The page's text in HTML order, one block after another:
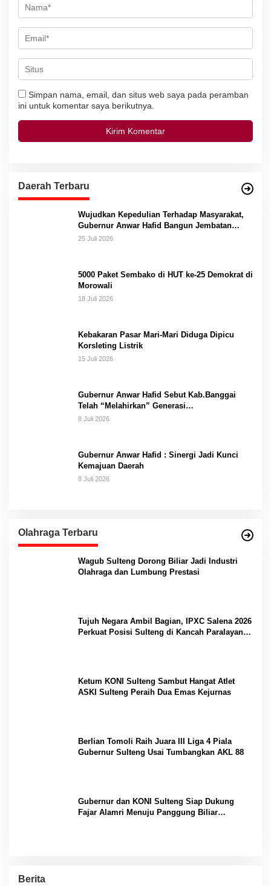
Simpan nama, email, dan situs web saya pada peramban
ini untuk komentar saya berikutnya.
Daerah Terbaru
Wujudkan Kepedulian Terhadap Masyarakat,
Gubernur Anwar Hafid Bangun Jembatan
Gantung Masungkang dengan Dana Pribadi
25 Juli 2026
5000 Paket Sembako di HUT ke-25 Demokrat di
Morowali
18 Juli 2026
Kebakaran Pasar Mari-Mari Diduga Dipicu
Korsleting Listrik
15 Juli 2026
Gubernur Anwar Hafid Sebut Kab.Banggai
Telah “Melahirkan” Generasi…
8 Juli 2026
Gubernur Anwar Hafid : Sinergi Jadi Kunci
Kemajuan Daerah
8 Juli 2026
Olahraga Terbaru
Wagub Sulteng Dorong Biliar Jadi Industri
Olahraga dan Lumbung Prestasi
Tujuh Negara Ambil Bagian, IPXC Salena 2026
Perkuat Posisi Sulteng di Kancah Paralayang
Ketum KONI Sulteng Sambut Hangat Atlet
ASKI Sulteng Peraih Dua Emas Kejurnas
Berlian Tomoli Raih Juara III Liga 4 Piala
Gubernur Sulteng Usai Tumbangkan AKL 88
Gubernur dan KONI Sulteng Siap Dukung
Fajar Alamri Menuju Panggung Biliar
Berita